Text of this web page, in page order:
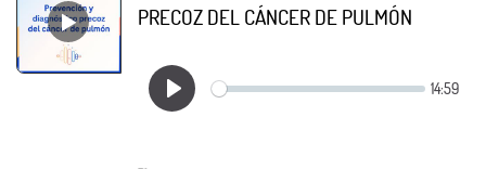
PRECOZ DEL CÁNCER DE PULMÓN